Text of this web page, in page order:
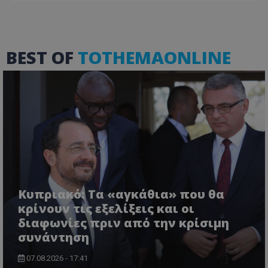
BEST OF TOTHEMAONLINE
Κυπριακό: Τα «αγκάθια» που θα
κρίνουν τις εξελίξεις και οι
διαφωνίες πριν από την κρίσιμη
συνάντηση
07.08.2026 - 17:41
ASP.NET_SessionId
Microsoft Corporation
VISITOR_PRIVACY_METADATA
YouTube
.youtube.com